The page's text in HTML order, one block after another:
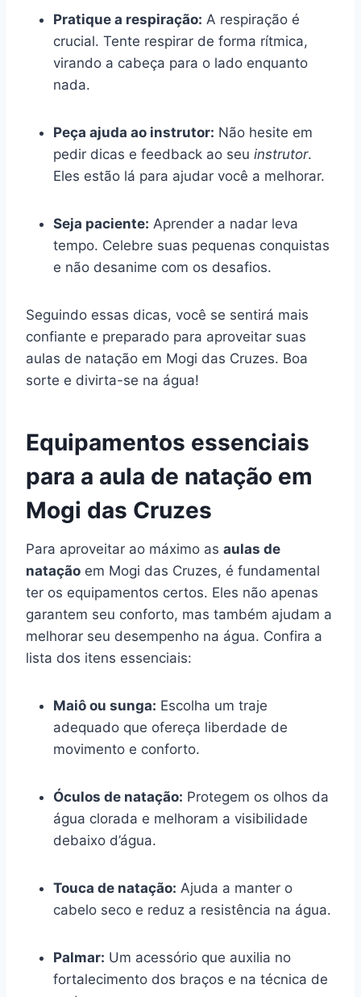
Pratique a respiração: A respiração é
crucial. Tente respirar de forma rítmica,
virando a cabeça para o lado enquanto
nada.
Peça ajuda ao instrutor: Não hesite em
pedir dicas e feedback ao seu instrutor.
Eles estão lá para ajudar você a melhorar.
Seja paciente: Aprender a nadar leva
tempo. Celebre suas pequenas conquistas
e não desanime com os desafios.
Seguindo essas dicas, você se sentirá mais
confiante e preparado para aproveitar suas
aulas de natação em Mogi das Cruzes. Boa
sorte e divirta-se na água!
Equipamentos essenciais
para a aula de natação em
Mogi das Cruzes
Para aproveitar ao máximo as aulas de
natação em Mogi das Cruzes, é fundamental
ter os equipamentos certos. Eles não apenas
garantem seu conforto, mas também ajudam a
melhorar seu desempenho na água. Confira a
lista dos itens essenciais:
Maiô ou sunga: Escolha um traje
adequado que ofereça liberdade de
movimento e conforto.
Óculos de natação: Protegem os olhos da
água clorada e melhoram a visibilidade
debaixo d’água.
Touca de natação: Ajuda a manter o
cabelo seco e reduz a resistência na água.
Palmar: Um acessório que auxilia no
fortalecimento dos braços e na técnica de